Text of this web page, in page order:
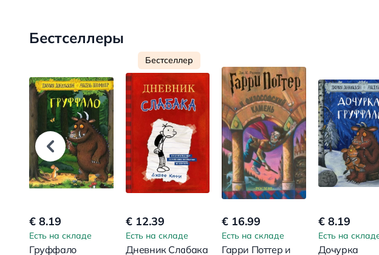
Бестселлеры
€ 8.19
Есть на складе
Груффало
Бестселлер
€ 12.39
Есть на складе
Дневник Слабака
€ 16.99
Есть на складе
Гарри Поттер и
€ 8.19
Есть на
Дочурка